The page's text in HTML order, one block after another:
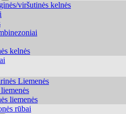
viršutinės kelnės
kelnės
Liemenės
liemenės
rūbai